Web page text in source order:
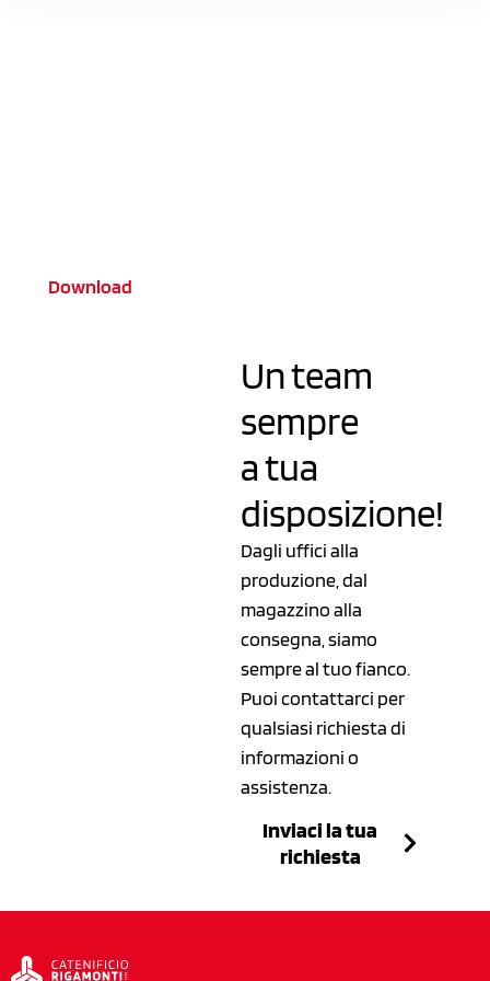
Download
Un team
sempre
a tua
disposizione!
Dagli uffici alla
produzione, dal
magazzino alla
consegna, siamo
sempre al tuo fianco.
Puoi contattarci per
qualsiasi richiesta di
informazioni o
assistenza.
Inviaci la tua
richiesta